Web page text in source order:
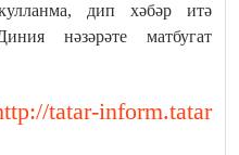
дип хәбәр итә
нәзәрәте матбугат
tatar-inform.tatar